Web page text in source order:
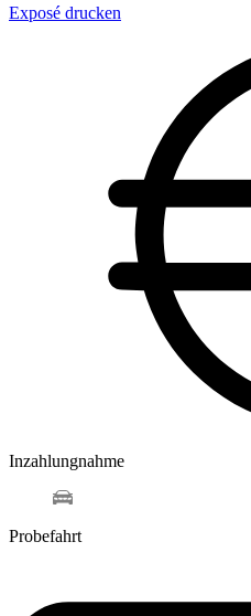
Exposé drucken
Inzahlungnahme
Probefahrt